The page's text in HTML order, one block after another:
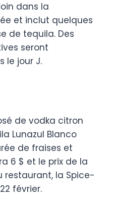
dans la
et inclut quelques
de tequila. Des
seront
le jour J.
de vodka citron
Lunazul Blanco
de fraises et
6 $ et le prix de la
la Spice-
février.